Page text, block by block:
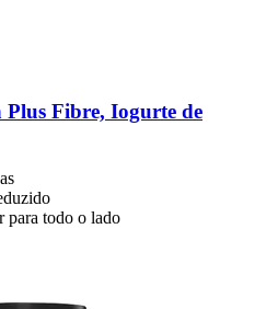
Plus Fibre, Iogurte de
para todo o lado